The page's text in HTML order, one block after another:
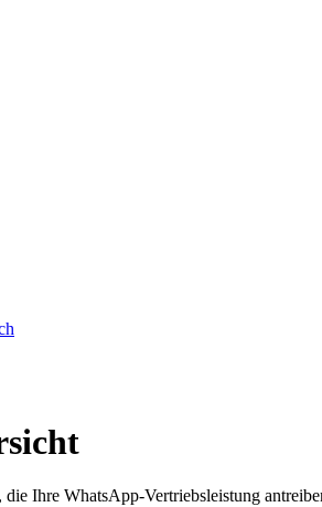
Ihre WhatsApp-Vertriebsleistung